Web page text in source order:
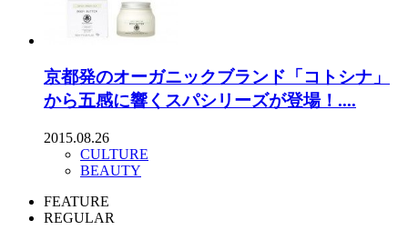
京都発のオーガニックブランド「コトシナ」
から五感に響くスパシリーズが登場！....
2015.08.26
CULTURE
BEAUTY
FEATURE
REGULAR